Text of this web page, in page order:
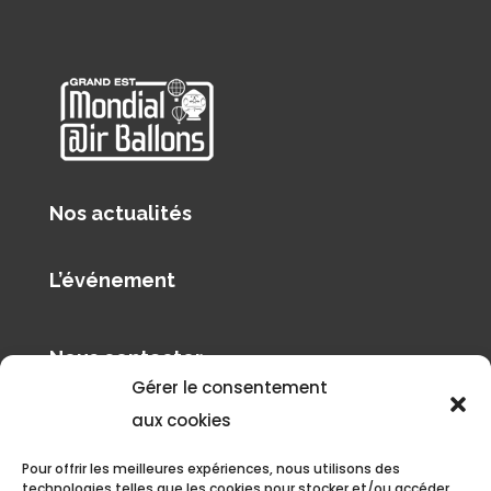
Gérer le consentement
aux cookies
Pour offrir les meilleures expériences, nous utilisons des
Nos actualités
L’événement
Nous contacter
Pilâtre de Rozier Organisation